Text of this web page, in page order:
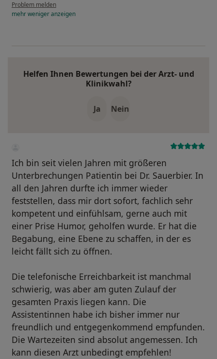
Problem melden
mehrwenigeranzeigen
Helfen Ihnen Bewertungen bei der Arzt- und
Klinikwahl?
Ja Nein
Ich bin seit vielen Jahren mit größeren
Unterbrechungen Patientin bei Dr. Sauerbier. In
all den Jahren durfte ich immer wieder
feststellen, dass mir dort sofort, fachlich sehr
kompetent und einfühlsam, gerne auch mit
einer Prise Humor, geholfen wurde. Er hat die
Begabung, eine Ebene zu schaffen, in der es
leicht fällt sich zu öffnen.
Die telefonische Erreichbarkeit ist manchmal
schwierig, was aber am guten Zulauf der
gesamten Praxis liegen kann. Die
Assistentinnen habe ich bisher immer nur
freundlich und entgegenkommend empfunden.
Die Wartezeiten sind absolut angemessen. Ich
kann diesen Arzt unbedingt empfehlen!